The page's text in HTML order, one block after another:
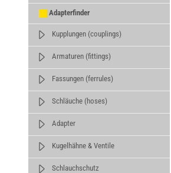
Adapterfinder
Kupplungen (couplings)
Armaturen (fittings)
Fassungen (ferrules)
Schläuche (hoses)
Adapter
Kugelhähne & Ventile
Schlauchschutz